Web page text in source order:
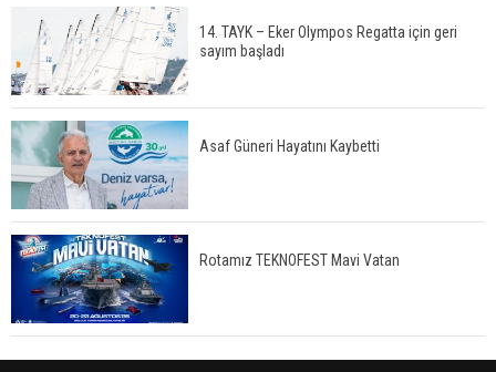
14. TAYK – Eker Olympos Regatta için geri
sayım başladı
Asaf Güneri Hayatını Kaybetti
Rotamız TEKNOFEST Mavi Vatan